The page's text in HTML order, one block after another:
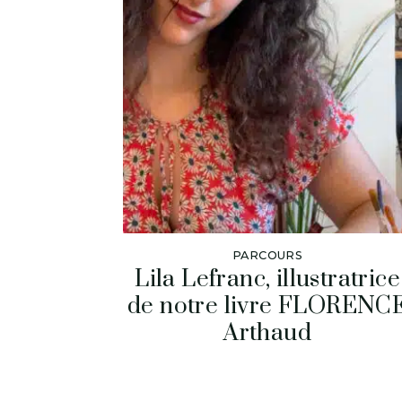
PARCOURS
Lila Lefranc, illustratrice
de notre livre
Arthaud